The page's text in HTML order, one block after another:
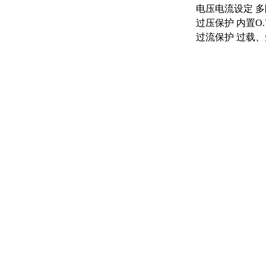
电压电流设定
过压保护 内置
过流保护 过载